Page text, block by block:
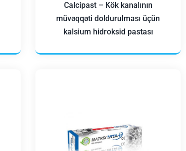
Calcipast – Kök kanalının
müvəqqəti doldurulması üçün
kalsium hidroksid pastası